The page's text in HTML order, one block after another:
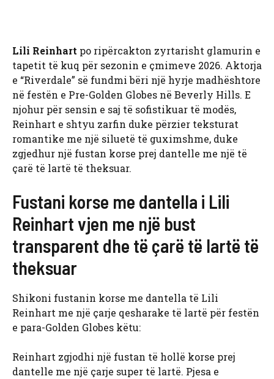
Lili Reinhart po ripërcakton zyrtarisht glamurin e
tapetit të kuq për sezonin e çmimeve 2026. Aktorja
e “Riverdale” së fundmi bëri një hyrje madhështore
në festën e Pre-Golden Globes në Beverly Hills. E
njohur për sensin e saj të sofistikuar të modës,
Reinhart e shtyu zarfin duke përzier teksturat
romantike me një siluetë të guximshme, duke
zgjedhur një fustan korse prej dantelle me një të
çarë të lartë të theksuar.
Fustani korse me dantella i Lili
Reinhart vjen me një bust
transparent dhe të çarë të lartë të
theksuar
Shikoni fustanin korse me dantella të Lili
Reinhart me një çarje qesharake të lartë për festën
e para-Golden Globes këtu:
Reinhart zgjodhi një fustan të hollë korse prej
dantelle me një çarje super të lartë. Pjesa e